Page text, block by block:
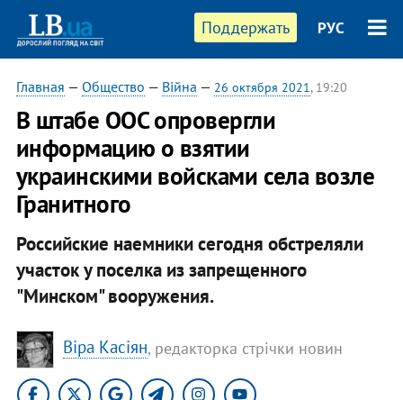
Поддержать РУС
Главная — Общество — Війна — 26 октября 2021, 19:20
В штабе ООС опровергли
информацию о взятии
украинскими войсками села возле
Гранитного
Российские наемники сегодня обстреляли
участок у поселка из запрещенного
"Минском" вооружения.
Віра Касіян, редакторка стрічки новин